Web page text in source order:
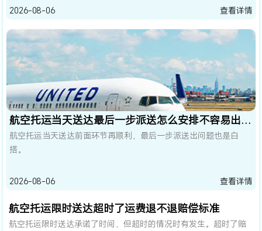
2026-08-06 查看详情
航空托运当天送达最后一步派送怎么安排不容易出问题
航空托运当天送达前面环节再顺利，最后一步派送出问题也是白
搭。
2026-08-06 查看详情
航空托运限时送达超时了运费退不退赔偿标准
航空托运限时送达承诺了时间，但超时的情况时有发生。超时了赔